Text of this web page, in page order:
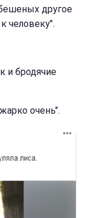
другое
человеку".
и бродячие
очень".